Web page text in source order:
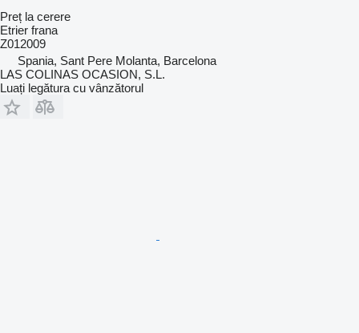
Preț la cerere
Etrier frana
Z012009
Spania, Sant Pere Molanta, Barcelona
LAS COLINAS OCASION, S.L.
Luați legătura cu vânzătorul